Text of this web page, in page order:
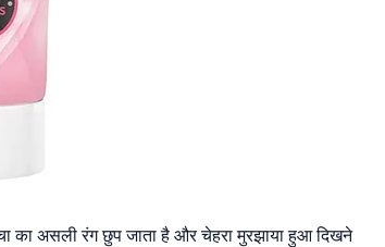
का असली रंग छुप जाता है और चेहरा मुरझाया हुआ दिखने